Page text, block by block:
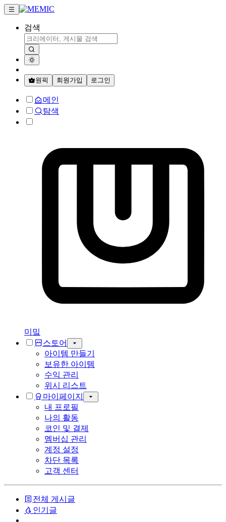
검색
원픽 회원가입 로그인
메인
탐색
미밐
스토어
아이템 만들기
보유한 아이템
수익 관리
위시 리스트
마이페이지
내 프로필
나의 활동
코인 및 결제
멤버십 관리
계정 설정
차단 목록
고객 센터
전체 게시글
인기글